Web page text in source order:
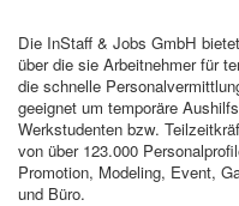
Die InStaff & Jobs GmbH
über die sie Arbeitnehmer für
die schnelle
geeignet um temporäre
Werkstudenten bzw.
von über 123.000
Promotion, Modeling, Event,
und Büro.